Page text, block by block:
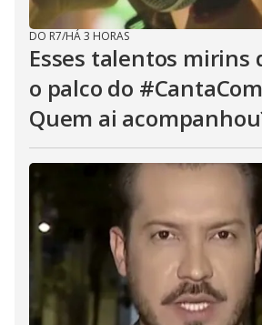
DO R7/HÁ 3 HORAS
Esses talentos mirins
o palco do
Quem ai